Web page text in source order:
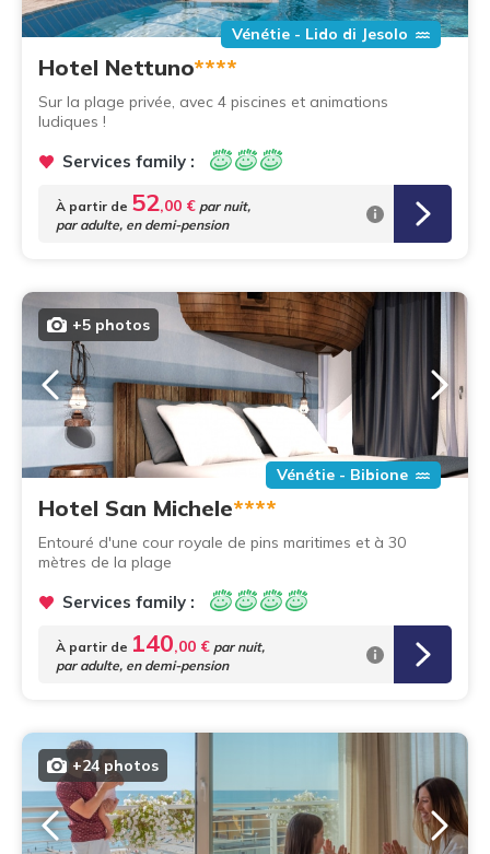
Vénétie - Lido di Jesolo
Hotel Nettuno****
Sur la plage privée, avec 4 piscines et animations
ludiques !
Services family :
À partir de 52,00 € par nuit,
par adulte, en demi-pension
Vénétie - Bibione
+5 photos
Hotel San Michele****
Entouré d'une cour royale de pins maritimes et à 30
mètres de la plage
Services family :
À partir de 140,00 € par nuit,
par adulte, en demi-pension
+24 photos